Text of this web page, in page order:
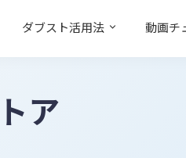
ダブスト活用法 動画チ
ア